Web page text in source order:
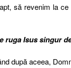
să revenim la
ruga Isus singur
după aceea,